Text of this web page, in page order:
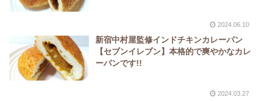
2024.06.10
新宿中村屋監修インドチキンカレーパン
【セブンイレブン】本格的で爽やかなカレ
ーパンです!!
2024.03.27